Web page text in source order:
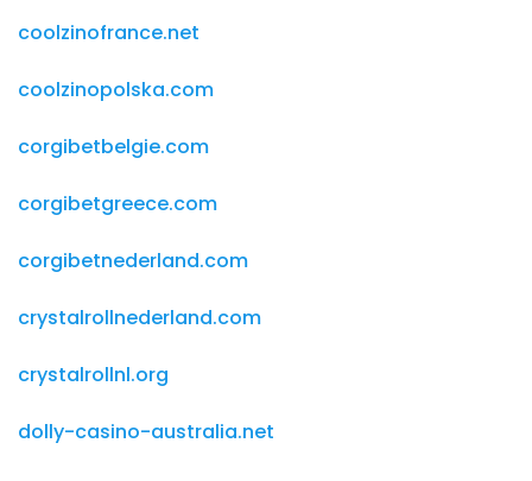
coolzinofrance.net
coolzinopolska.com
corgibetbelgie.com
corgibetgreece.com
corgibetnederland.com
crystalrollnederland.com
crystalrollnl.org
dolly-casino-australia.net